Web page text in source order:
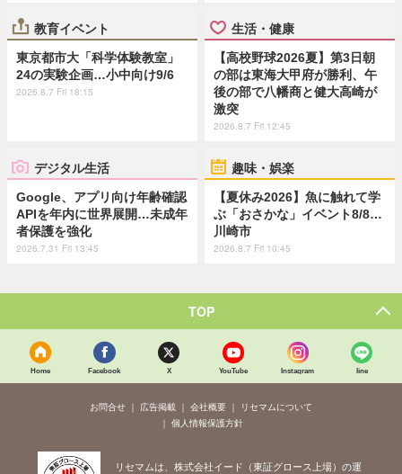
教育イベント
東京都市大「科学体験教室」
24の実験企画…小中向け9/6
2026.8.7 Fri 18:15
生活・健康
【高校野球2026夏】第3日朝
の部は東海大甲府が勝利、午
後の部で八幡商と健大高崎が
激突
2026.8.7 Fri 12:45
デジタル生活
Google、アプリ向け年齢確認
APIを年内に世界展開…未成年
者保護を強化
2026.7.31 Fri 13:45
趣味・娯楽
【夏休み2026】魚に触れて学
ぶ「おさかな」イベント8/8…
川崎市
2026.8.7 Fri 10:45
TOP
Home Facebook X YouTube Instagram line
お問合せ 広告掲載 会社概要
リセマムについて
個人情報保護方針
リセマムは、株式会社イード（東証グロース上場）の運